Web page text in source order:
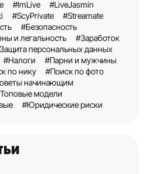
#ImLive
#LiveJasmin
#ScyPrivate
#Streamate
#Безопасность
и легальность
#Заработок
персональных данных
#Налоги
#Парни и мужчины
по нику
#Поиск по фото
начинающим
модели
#Юридические риски